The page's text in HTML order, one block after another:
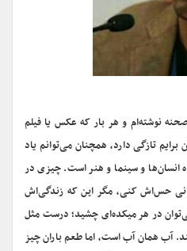
نوشته‌ام و هر بار که عکس یا فیلم
تازگی دارد، همچنان می‌توانم یاد
انسان‌ها و سینما و هنر است. چیزی در
حس‌اش کنی، مگر این که زندگی‌اش
در هر میکده‌ای چشید؛ درست مثل
آب همان آب است، اما طعم باران چیز